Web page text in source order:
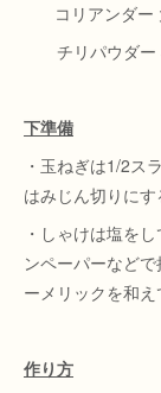
コリアンダー
チリパウダー
下準備
・玉ねぎは1/2ス
はみじん切りにす
・しゃけは塩を
ンペーパーなど
ーメリックを和え
作り方